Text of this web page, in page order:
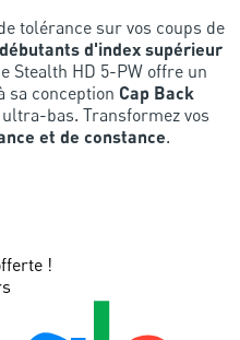
tolérance sur vos coups de
d'index supérieur
Stealth HD 5-PW offre un
sa conception Cap Back
bas. Transformez vos
et de constance.
!